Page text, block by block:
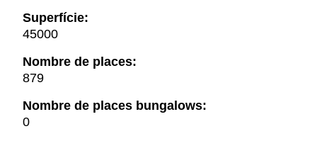
Superfície:
45000
Nombre de places:
879
Nombre de places bungalows:
0